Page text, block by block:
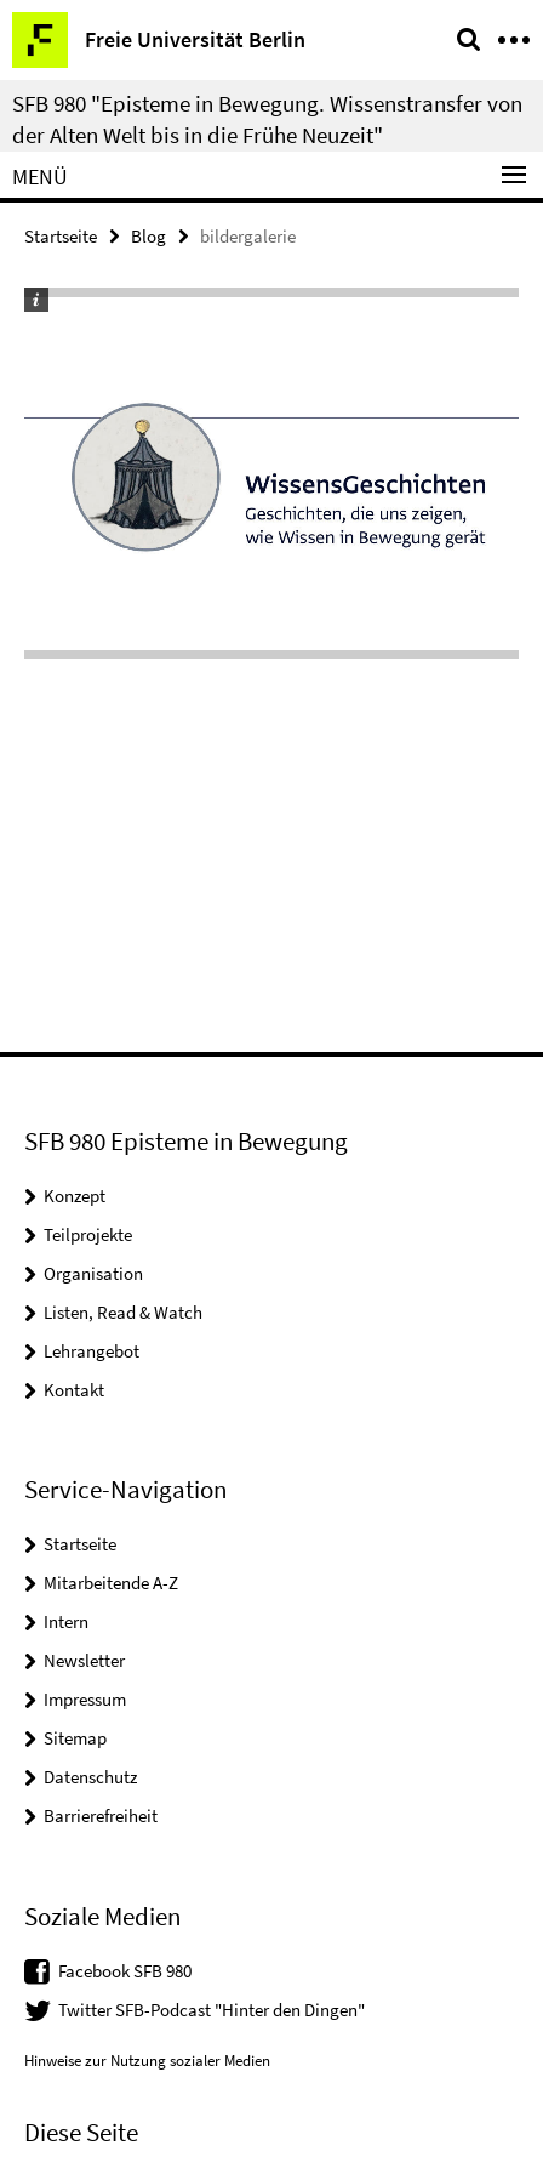
Springe
direkt
zu
Inhalt
Freie Universität Berlin
Service-
Navigation
SFB 980 "Episteme in Bewegung. Wissenstransfer von
der Alten Welt bis in die Frühe Neuzeit"
MENÜ
Startseite Blog bildergalerie
SFB 980 Episteme in Bewegung
Konzept
Teilprojekte
Organisation
Listen, Read & Watch
Lehrangebot
Kontakt
Service-Navigation
Startseite
Mitarbeitende A-Z
Intern
Newsletter
Impressum
Sitemap
Datenschutz
Barrierefreiheit
Soziale Medien
Facebook SFB 980
Twitter SFB-Podcast "Hinter den Dingen"
Hinweise zur Nutzung sozialer Medien
Diese Seite